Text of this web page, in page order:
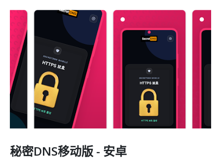
秘密DNS移动版 - 安卓